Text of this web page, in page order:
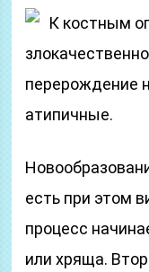
К костным
перерождение
атипичные.
есть при этом
процесс
или хряща.